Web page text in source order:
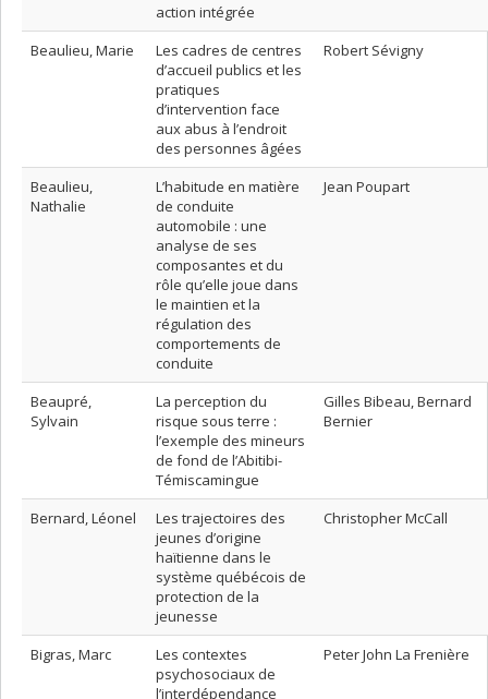
action intégrée
Beaulieu, Marie
Les cadres de centres
d’accueil publics et les
pratiques
d’intervention face
aux abus à l’endroit
des personnes âgées
Robert Sévigny
Beaulieu,
Nathalie
L’habitude en matière
de conduite
automobile : une
analyse de ses
composantes et du
rôle qu’elle joue dans
le maintien et la
régulation des
comportements de
conduite
Jean Poupart
Beaupré,
Sylvain
La perception du
risque sous terre :
l’exemple des mineurs
de fond de l’Abitibi-
Témiscamingue
Gilles Bibeau, Bernard
Bernier
Bernard, Léonel
Les trajectoires des
jeunes d’origine
haïtienne dans le
système québécois de
protection de la
jeunesse
Christopher McCall
Bigras, Marc
Les contextes
psychosociaux de
l’interdépendance
Peter John La Frenière